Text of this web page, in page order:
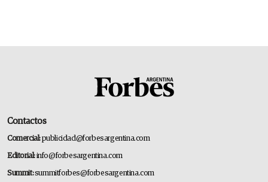
Contactos
Comercial:publicidad@forbesargentina.com
Editorial:info@forbesargentina.com
Summit:summitforbes@forbesargentina.com